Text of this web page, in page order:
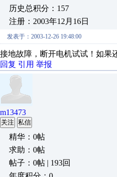
历史总积分：157
注册：2003年12月16日
发表于：2003-12-26 19:48:00
接地故障，断开电机试试！如果
回复 引用 举报
m13473
关注 私信
精华：0帖
求助：0帖
帖子：0帖 | 193回